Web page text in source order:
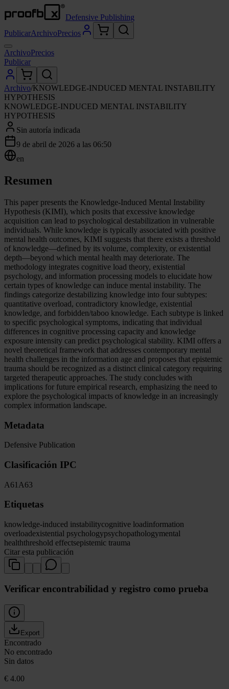
Defensive Publishing
PublicarArchivoPrecios
ArchivoPrecios
Publicar
Archivo/KNOWLEDGE-INDUCED MENTAL INSTABILITY
HYPOTHESIS
KNOWLEDGE-INDUCED MENTAL INSTABILITY
HYPOTHESIS
Sin autoría indicada
9 de abril de 2026 a las 06:50
en
Resumen
This paper presents the Knowledge-Induced Mental Instability
Hypothesis (KIMI), which posits that excessive knowledge
acquisition can lead to psychological destabilization in vulnerable
individuals. While knowledge is typically associated with positive
mental health outcomes, KIMI suggests that there exists a threshold
of knowledge—defined by its volume, complexity, or existential
depth—beyond which mental health may deteriorate. The
methodology integrates cognitive load theory, existential
psychology, and information processing models to elucidate how
certain types of knowledge can induce mental instability. The
findings categorize destabilizing knowledge into four subtypes:
quantitative overload, contradictory knowledge, existential
knowledge, and forbidden/taboo knowledge. Each subtype is linked
to specific psychological symptoms, indicating that individual
differences in cognitive processing capacity and knowledge
exposure intensity can predict psychological stability. KIMI offers a
novel theoretical framework that addresses contemporary mental
health challenges in the information age and proposes that epistemic
trauma should be recognized as a distinct clinical category requiring
targeted therapeutic approaches. The study concludes with
implications for future empirical research, emphasizing the need to
explore the psychological impacts of knowledge in an increasingly
complex information landscape.
Metadata
Defensive Publication
Clasificación IPC
A61 A63
Etiquetas
knowledge-induced instabilitycognitive loadinformation
overloadexistential psychologypsychopathologymental
healththreshold effectsepistemic trauma
Citar esta publicación
Verificar encontrabilidad y registro como prueba
Export
Encontrado
No encontrado
Sin datos
€ 4.00